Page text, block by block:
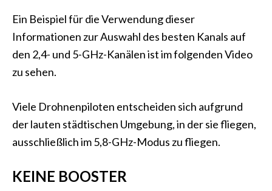
Ein Beispiel für die Verwendung dieser
Informationen zur Auswahl des besten Kanals auf
den 2,4- und 5-GHz-Kanälen ist im folgenden Video
zu sehen.
Viele Drohnenpiloten entscheiden sich aufgrund
der lauten städtischen Umgebung, in der sie fliegen,
ausschließlich im 5,8-GHz-Modus zu fliegen.
KEINE BOOSTER